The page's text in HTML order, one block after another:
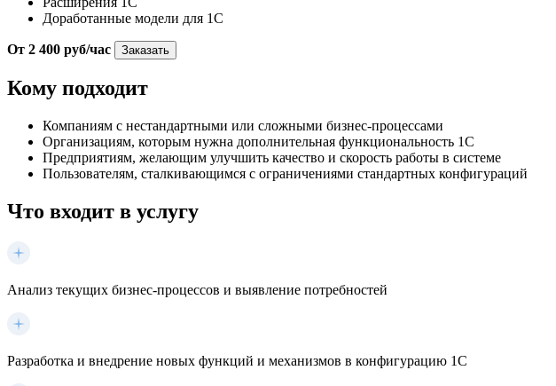
Доработанные модели для 1С
От 2 400 руб/час Заказать
Кому подходит
Компаниям с нестандартными или сложными бизнес-процессами
Организациям, которым нужна дополнительная функциональность 1С
Предприятиям, желающим улучшить качество и скорость работы в системе
Пользователям, сталкивающимся с ограничениями стандартных конфигураций
Что входит в услугу
Анализ текущих бизнес-процессов и выявление потребностей
Разработка и внедрение новых функций и механизмов в конфигурацию 1С